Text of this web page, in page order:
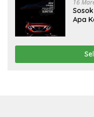
16
Apa